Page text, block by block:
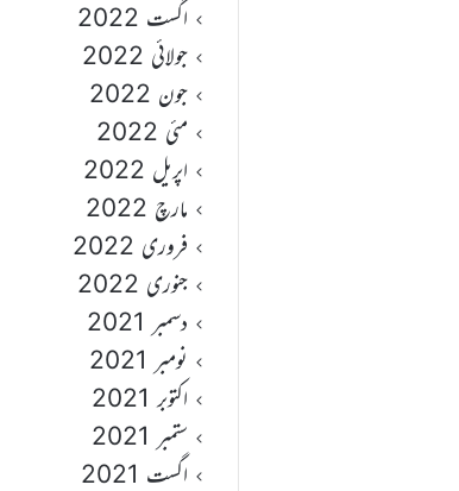
اگست 2022
جولائی 2022
جون 2022
مئی 2022
اپریل 2022
مارچ 2022
فروری 2022
جنوری 2022
دسمبر 2021
نومبر 2021
اکتوبر 2021
ستمبر 2021
اگست 2021